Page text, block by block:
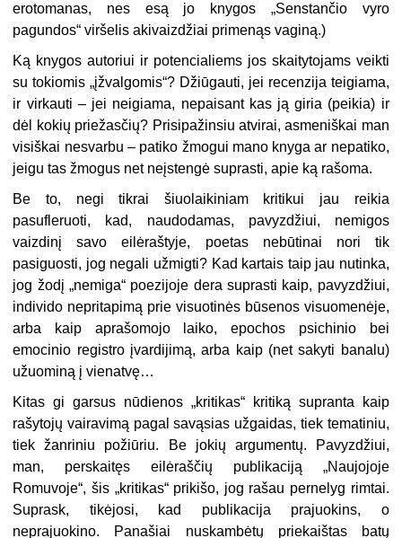
erotomanas, nes esą jo knygos „Senstančio vyro
pagundos“ viršelis akivaizdžiai primenąs vaginą.)
Ką knygos autoriui ir potencialiems jos skaitytojams veikti
su tokiomis „įžvalgomis“? Džiūgauti, jei recenzija teigiama,
ir virkauti – jei neigiama, nepaisant kas ją giria (peikia) ir
dėl kokių priežasčių? Prisipažinsiu atvirai, asmeniškai man
visiškai nesvarbu – patiko žmogui mano knyga ar nepatiko,
jeigu tas žmogus net neįstengė suprasti, apie ką rašoma.
Be to, negi tikrai šiuolaikiniam kritikui jau reikia
pasufleruoti, kad, naudodamas, pavyzdžiui, nemigos
vaizdinį savo eilėraštyje, poetas nebūtinai nori tik
pasiguosti, jog negali užmigti? Kad kartais taip jau nutinka,
jog žodį „nemiga“ poezijoje dera suprasti kaip, pavyzdžiui,
individo nepritapimą prie visuotinės būsenos visuomenėje,
arba kaip aprašomojo laiko, epochos psichinio bei
emocinio registro įvardijimą, arba kaip (net sakyti banalu)
užuominą į vienatvę…
Kitas gi garsus nūdienos „kritikas“ kritiką supranta kaip
rašytojų vairavimą pagal savąsias užgaidas, tiek tematiniu,
tiek žanriniu požiūriu. Be jokių argumentų. Pavyzdžiui,
man, perskaitęs eilėraščių publikaciją „Naujojoje
Romuvoje“, šis „kritikas“ prikišo, jog rašau pernelyg rimtai.
Suprask, tikėjosi, kad publikacija prajuokins, o
neprajuokino. Panašiai nuskambėtų priekaištas batų